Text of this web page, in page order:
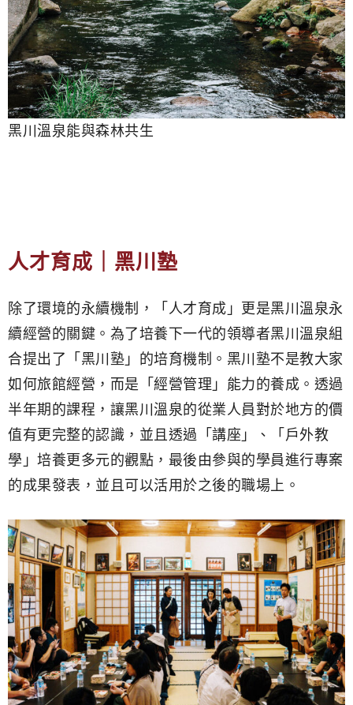
黑川溫泉能與森林共生
人才育成｜黑川塾
除了環境的永續機制，「人才育成」更是黑川溫泉永
續經營的關鍵。為了培養下一代的領導者黑川溫泉組
合提出了「黑川塾」的培育機制。黑川塾不是教大家
如何旅館經營，而是「經營管理」能力的養成。透過
半年期的課程，讓黑川溫泉的從業人員對於地方的價
值有更完整的認識，並且透過「講座」、「戶外教
學」培養更多元的觀點，最後由參與的學員進行專案
的成果發表，並且可以活用於之後的職場上。